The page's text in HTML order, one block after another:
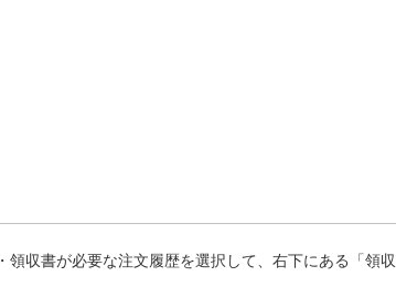
・領収書が必要な注文履歴を選択して、右下にある「領